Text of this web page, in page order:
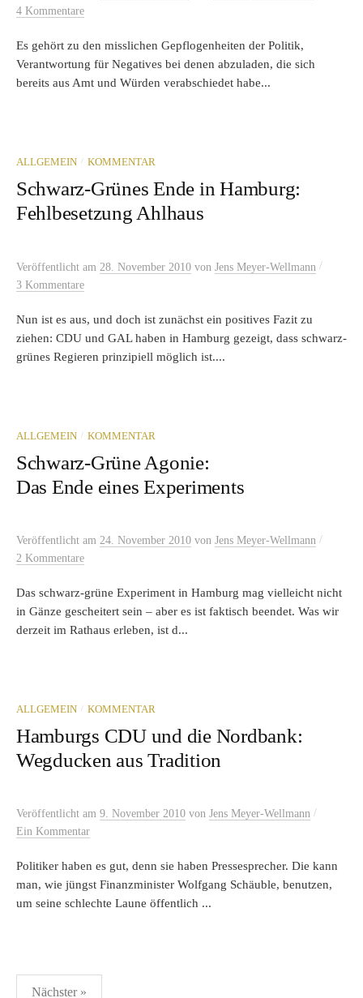
4 Kommentare
Es gehört zu den misslichen Gepflogenheiten der Politik,
Verantwortung für Negatives bei denen abzuladen, die sich
bereits aus Amt und Würden verabschiedet habe...
ALLGEMEIN / KOMMENTAR
Schwarz-Grünes Ende in Hamburg:
Fehlbesetzung Ahlhaus
Veröffentlicht am 28. November 2010 von Jens Meyer-Wellmann /
3 Kommentare
Nun ist es aus, und doch ist zunächst ein positives Fazit zu
ziehen: CDU und GAL haben in Hamburg gezeigt, dass schwarz-
grünes Regieren prinzipiell möglich ist....
ALLGEMEIN / KOMMENTAR
Schwarz-Grüne Agonie:
Das Ende eines Experiments
Veröffentlicht am 24. November 2010 von Jens Meyer-Wellmann /
2 Kommentare
Das schwarz-grüne Experiment in Hamburg mag vielleicht nicht
in Gänze gescheitert sein – aber es ist faktisch beendet. Was wir
derzeit im Rathaus erleben, ist d...
ALLGEMEIN / KOMMENTAR
Hamburgs CDU und die Nordbank:
Wegducken aus Tradition
Veröffentlicht am 9. November 2010 von Jens Meyer-Wellmann /
Ein Kommentar
Politiker haben es gut, denn sie haben Pressesprecher. Die kann
man, wie jüngst Finanzminister Wolfgang Schäuble, benutzen,
um seine schlechte Laune öffentlich ...
Seitennummerierung
Nächster »